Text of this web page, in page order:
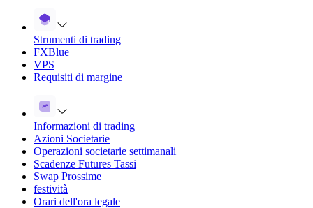
Strumenti di trading
FXBlue
VPS
Requisiti di margine
Informazioni di trading
Azioni Societarie
Operazioni societarie settimanali
Scadenze Futures Tassi
Swap Prossime
festività
Orari dell'ora legale